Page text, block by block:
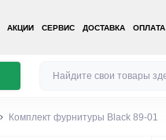
АКЦИИ СЕРВИС ДОСТАВКА ОПЛАТА
Комплект фурнитуры Black 89-01